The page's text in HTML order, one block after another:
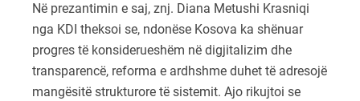
Në prezantimin e saj, znj. Diana Metushi Krasniqi
nga KDI theksoi se, ndonëse Kosova ka shënuar
progres të konsiderueshëm në digjitalizim dhe
transparencë, reforma e ardhshme duhet të adresojë
mangësitë strukturore të sistemit. Ajo rikujtoi se